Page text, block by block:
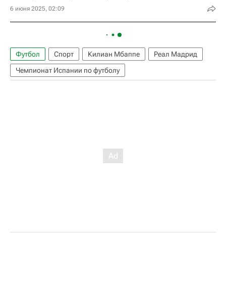
6 июня 2025, 02:09
Футбол Спорт Килиан Мбаппе
Реал Мадрид
Чемпионат Испании по футболу